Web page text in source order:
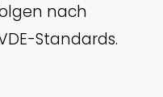
nach
Standards.